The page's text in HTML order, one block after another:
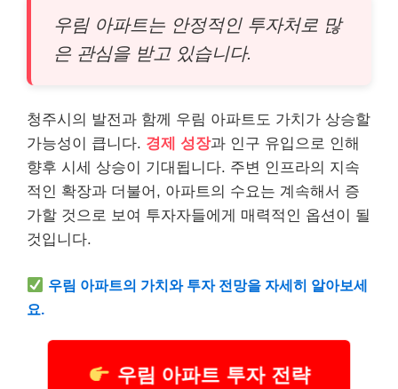
우림 아파트는 안정적인 투자처로 많
은 관심을 받고 있습니다.
청주시의 발전과 함께 우림 아파트도 가치가 상승할
가능성이 큽니다. 경제 성장과 인구 유입으로 인해
향후 시세 상승이 기대됩니다. 주변 인프라의 지속
적인 확장과 더불어, 아파트의 수요는 계속해서 증
가할 것으로 보여 투자자들에게 매력적인 옵션이 될
것입니다.
우림 아파트의 가치와 투자 전망을 자세히 알아보세
요.
우림 아파트 투자 전략